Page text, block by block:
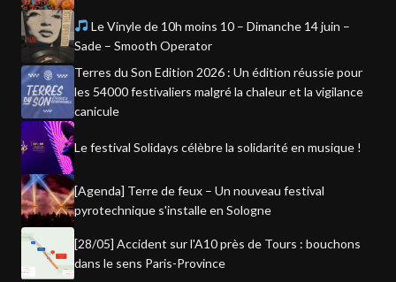
Le Vinyle de 10h moins 10 – Dimanche 14 juin –
Sade – Smooth Operator
Terres du Son Edition 2026 : Un édition réussie pour
les 54000 festivaliers malgré la chaleur et la vigilance
canicule
Le festival Solidays célèbre la solidarité en musique !
[Agenda] Terre de feux – Un nouveau festival
pyrotechnique s'installe en Sologne
[28/05] Accident sur l'A10 près de Tours : bouchons
dans le sens Paris-Province